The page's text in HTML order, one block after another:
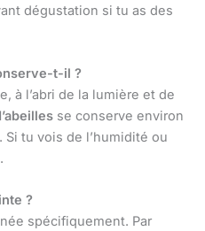
dégustation si tu as des
t-il ?
à l’abri de la lumière et de
se conserve environ
Si tu vois de l’humidité ou
?
spécifiquement. Par